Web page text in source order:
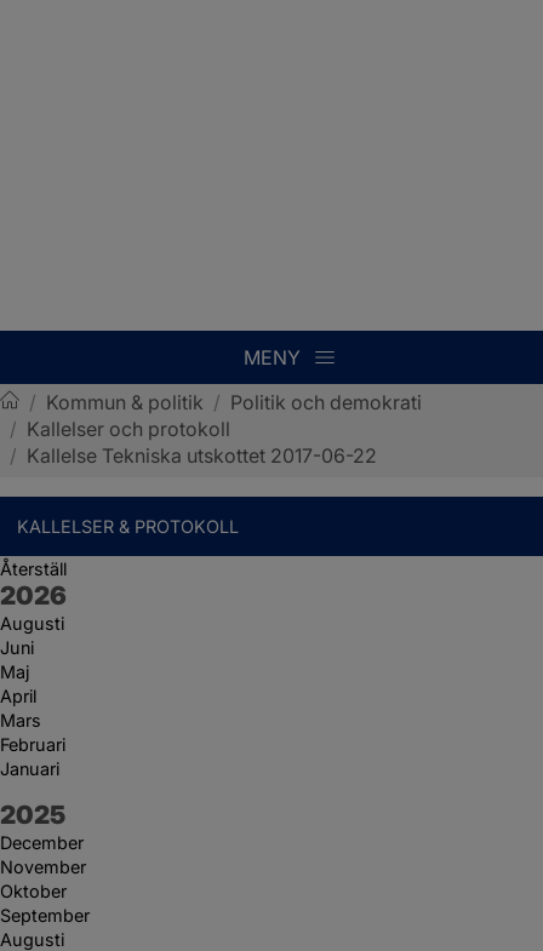
MENY
Sotenäs kommun
/ Kommun & politik / Politik och demokrati
/ Kallelser och protokoll
/ Kallelse Tekniska utskottet 2017-06-22
KALLELSER & PROTOKOLL
Återställ
År:
2026
Augusti
Juni
Maj
April
Mars
Februari
Januari
År:
2025
December
November
Oktober
September
Augusti